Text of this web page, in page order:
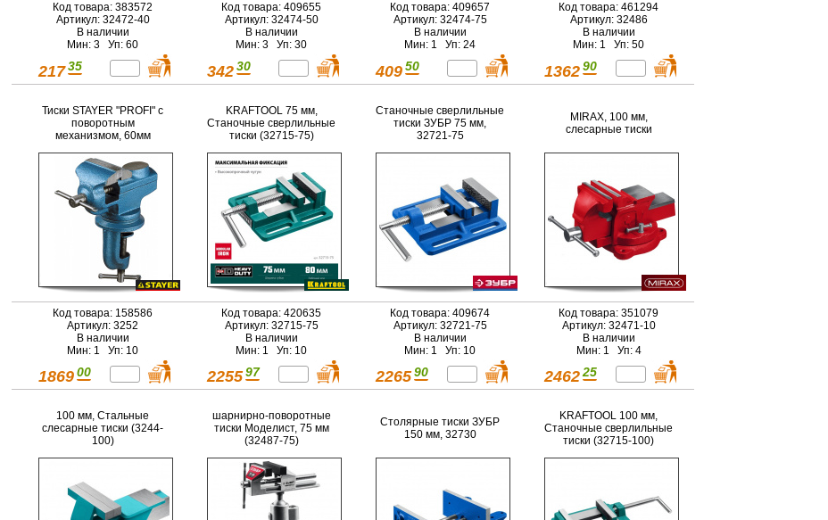
Код товара: 383572
Артикул: 32472-40
В наличии
Мин: 3 Уп: 60
217 35
Код товара: 409655
Артикул: 32474-50
В наличии
Мин: 3 Уп: 30
342 30
Код товара: 409657
Артикул: 32474-75
В наличии
Мин: 1 Уп: 24
409 50
Код товара: 461294
Артикул: 32486
В наличии
Мин: 1 Уп: 50
1362 90
Тиски STAYER "PROFI" с
поворотным
механизмом, 60мм
Код товара: 158586
Артикул: 3252
В наличии
Мин: 1 Уп: 10
1869 00
KRAFTOOL 75 мм,
Станочные сверлильные
тиски (32715-75)
Код товара: 420635
Артикул: 32715-75
В наличии
Мин: 1 Уп: 10
2255 97
Станочные сверлильные
тиски ЗУБР 75 мм,
32721-75
Код товара: 409674
Артикул: 32721-75
В наличии
Мин: 1 Уп: 10
2265 90
MIRAX, 100 мм,
слесарные тиски
Код товара: 351079
Артикул: 32471-10
В наличии
Мин: 1 Уп: 4
2462 25
100 мм, Стальные
слесарные тиски (3244-
100)
шарнирно-поворотные
тиски Моделист, 75 мм
(32487-75)
Столярные тиски ЗУБР
150 мм, 32730
KRAFTOOL 100 мм,
Станочные сверлильные
тиски (32715-100)